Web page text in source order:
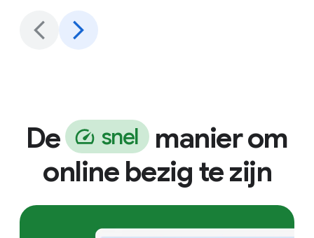
De snel manier om
online bezig te zijn